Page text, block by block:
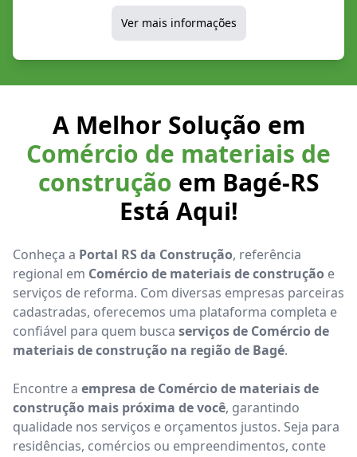
Ver mais informações
A Melhor Solução em
Comércio de materiais de
construção em Bagé-RS
Está Aqui!
Conheça a Portal RS da Construção, referência
regional em Comércio de materiais de construção e
serviços de reforma. Com diversas empresas parceiras
cadastradas, oferecemos uma plataforma completa e
confiável para quem busca serviços de Comércio de
materiais de construção na região de Bagé.
Encontre a empresa de Comércio de materiais de
construção mais próxima de você, garantindo
qualidade nos serviços e orçamentos justos. Seja para
residências, comércios ou empreendimentos, conte